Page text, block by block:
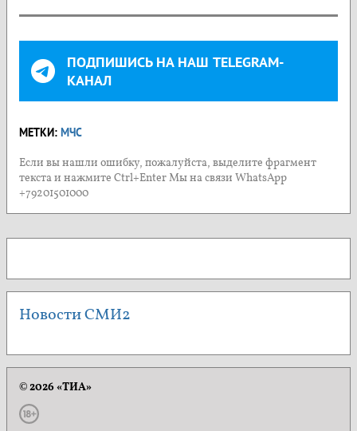
ПОДПИШИСЬ НА НАШ TELEGRAM-
КАНАЛ
МЕТКИ: МЧС
Если вы нашли ошибку, пожалуйста, выделите фрагмент
текста и нажмите Ctrl+Enter Мы на связи WhatsApp
+79201501000
Новости СМИ2
© 2026 «ТИА»